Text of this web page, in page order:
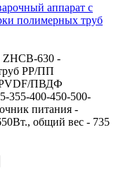
аппарат с
полимерных труб
ZHCB-630 -
PP/ПП
PVDF/ПВДФ
355-400-450-500-
питания -
общий вес - 735